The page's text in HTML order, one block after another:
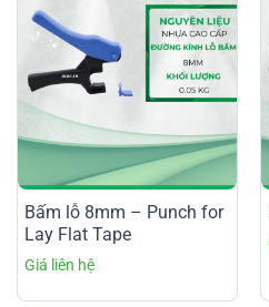
Bấm lỗ 8mm – Punch for
Lay Flat Tape